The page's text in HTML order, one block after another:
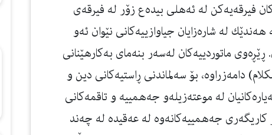
فیرقه‌یه‌كن له‌ ئه‌هلی بیده‌ع زۆر له‌ فیرقه‌ی
له‌ شاره‌زایان جیاوازییه‌كانی نێوان ئه‌و
ماتوردییه‌كان له‌سه‌ر بنه‌مای به‌كارهێنانی
دامه‌زراوه‌، بۆ سه‌لماندنی ڕاستیه‌كانی دین و
له‌ موعته‌زیله‌و جه‌همییه‌ و تاقمه‌كانی
كاریگه‌ری جه‌همییه‌كانه‌وه‌ له‌ عه‌قیده‌ له‌ چه‌ند